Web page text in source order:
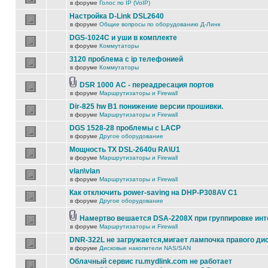
в форуме Голос по IP (VoIP)
Настройка D-Link DSL2640
в форуме Общие вопросы по оборудованию Д-Линк
DGS-1024C и уши в комплекте
в форуме Коммутаторы
3120 проблема с ip телефонией
в форуме Коммутаторы
DSR 1000 AC - переадресация портов
в форуме Маршрутизаторы и Firewall
Dir-825 hw B1 понижение версии прошивки.
в форуме Маршрутизаторы и Firewall
DGS 1528-28 проблемы с LACP
в форуме Другое оборудование
Мощность TX DSL-2640u RA\U1
в форуме Маршрутизаторы и Firewall
vlan\vlan
в форуме Маршрутизаторы и Firewall
Как отключить power-saving на DHP-P308AV C1
в форуме Другое оборудование
Намертво вешается DSA-2208X при группировке
в форуме Маршрутизаторы и Firewall
DNR-322L не загружается,мигает лампочка правого
в форуме Дисковые накопители NAS/SAN
Облачный сервис ru.mydlink.com не работает